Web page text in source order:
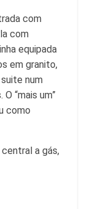
com
com
equipada
em granito,
num
“mais um”
como
a gás,